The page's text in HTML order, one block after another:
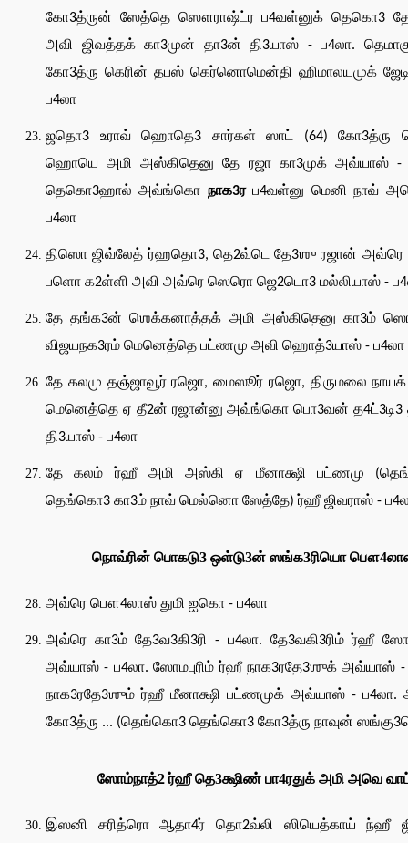
கோ3த்ருன் ஸேத்தெ ஸௌராஷ்ட்ர ப4வள்னுக் தெகொ3
அவி ஜிவத்தக் கா3முன் தா3ன் தி3யாஸ் - ப4லா.
கோ3த்ரு கெரின் தபஸ் கெர்னொமென்தி ஹிமாலயமுக்
ப4லா
ஜதொ3 உராவ் ஹொதெ3 சார்கள் ஸாட் (64) கோ3த்ரு
ஹொயெ அமி அஸ்கிதெனு தே ரஜா கா3முக் அவ்யாஸ் -
தெகொ3ஹால் அவ்ங்கொ நாக3ரப4வள்னு மெனி நாவ்
ப4லா
திஸொ ஜிவ்லேத் ர்ஹதொ3, தெ2வ்டெ தே3ஶு ரஜான்
பளொ க2ள்ளி அவி அவ்ரெ ஸெரொ ஜெ2டொ3 மல்லியாஸ் -
தே தங்க3ன் ஶெக்கனாத்தக் அமி அஸ்கிதெனு கா3ம்
விஜயநக3ரம் மெனெத்தெ பட்ணமு அவி ஹொத்3யாஸ் - ப4லா
தே கலமு தஞ்ஜாவூர் ரஜொ, மைஸூர் ரஜொ, திருமலை
மெனெத்தெ ஏ தீ2ன் ரஜான்னு அவ்ங்கொ பொ3வன் த4ட்3டி3
தி3யாஸ் - ப4லா
தே கலம் ர்ஹீ அமி அஸ்கி ஏ மீனாக்ஷி பட்ணமு
தெங்கொ3 கா3ம் நாவ் மெல்னொ ஸேத்தே) ர்ஹீ ஜிவராஸ் -
நொவ்ரின் பொகடு3 ஒள்டு3ன் ஸங்க3ரியொ
அவ்ரெ பௌ4லாஸ் துமி ஐகொ - ப4லா
அவ்ரெ கா3ம் தே3வ3கி3ரி - ப4லா. தே3வகி3ரிம் ர்ஹீ
அவ்யாஸ் - ப4லா. ஸோமபுரிம் ர்ஹீ நாக3ரதே3ஶுக் அவ்யாஸ் -
நாக3ரதே3ஶும் ர்ஹீ மீனாக்ஷி பட்ணமுக் அவ்யாஸ் - ப4லா.
கோ3த்ரு ... (தெங்கொ3 தெங்கொ3 கோ3த்ரு நாவுன்
ஸோம்நாத்2 ர்ஹீ தெ3க்ஷிண் பா4ரதுக் அமி அவெ
இஸனி சரித்ரொ ஆதா4ர் தொ2வ்லி ஸியெத்காய் ந்ஹீ